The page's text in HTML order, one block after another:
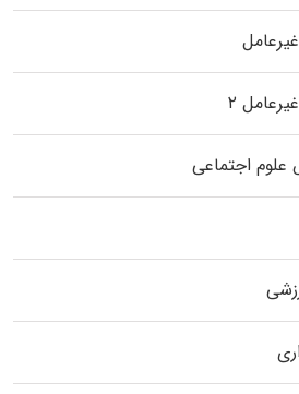
۲
اجتماعی